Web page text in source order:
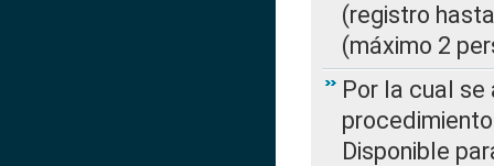
(registro
(máximo 2
Por la cual
Disponible